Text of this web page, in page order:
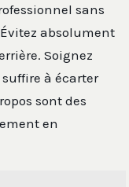
sans
absolument
Soignez
à écarter
sont des
en